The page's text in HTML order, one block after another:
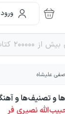
ورود
صفی علیشاه
و تصنیف‌ها و
نصیری فر